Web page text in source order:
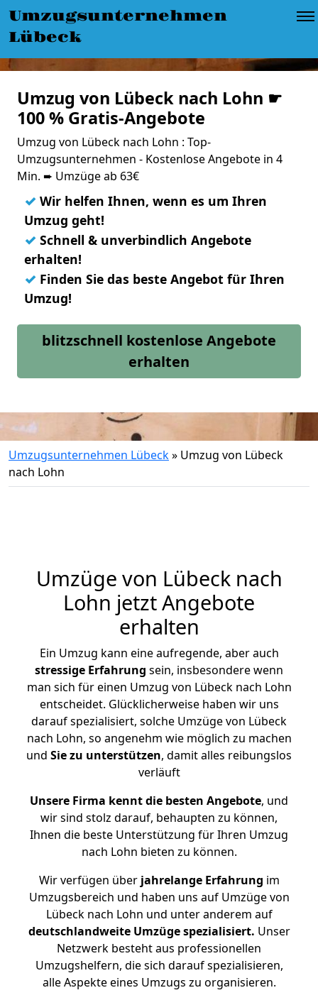
Umzugsunternehmen
Lübeck
Umzug von Lübeck nach Lohn ☛
100 % Gratis-Angebote
Umzug von Lübeck nach Lohn : Top-
Umzugsunternehmen - Kostenlose Angebote in 4
Min. ➨ Umzüge ab 63€
✓ Wir helfen Ihnen, wenn es um Ihren
Umzug geht!
✓ Schnell & unverbindlich Angebote
erhalten!
✓ Finden Sie das beste Angebot für Ihren
Umzug!
blitzschnell kostenlose Angebote
erhalten
Umzugsunternehmen Lübeck» Umzug von Lübeck
nach Lohn
Umzüge von Lübeck nach
Lohn jetzt Angebote
erhalten
Ein Umzug kann eine aufregende, aber auch
stressige Erfahrung sein, insbesondere wenn
man sich für einen Umzug von Lübeck nach Lohn
entscheidet. Glücklicherweise haben wir uns
darauf spezialisiert, solche Umzüge von Lübeck
nach Lohn, so angenehm wie möglich zu machen
und Sie zu unterstützen, damit alles reibungslos
verläuft
Unsere Firma kennt die besten Angebote, und
wir sind stolz darauf, behaupten zu können,
Ihnen die beste Unterstützung für Ihren Umzug
nach Lohn bieten zu können.
Wir verfügen überjahrelange Erfahrung im
Umzugsbereich und haben uns auf Umzüge von
Lübeck nach Lohn und unter anderem auf
deutschlandweite Umzüge spezialisiert. Unser
Netzwerk besteht aus professionellen
Umzugshelfern, die sich darauf spezialisieren,
alle Aspekte eines Umzugs zu organisieren.